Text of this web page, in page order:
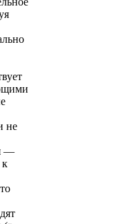
не
—
к